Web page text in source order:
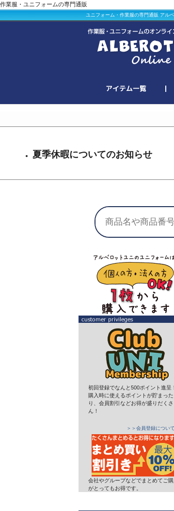
作業服・ユニフォームの専門通販
ユニフォーム・作業服の専門通販 アル
夏季休暇についてのお知らせ
初回登録でなんと500ポイント進呈！
購入時に使えるポイントが貯まった
り、会員割引などお得が盛りだくさ
ん！
＞＞会員登録について
会社やグループなどでまとめてご購
がとってもお得です。